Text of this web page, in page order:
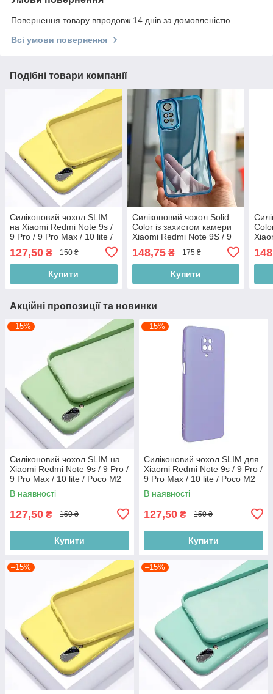
Повернення товару впродовж 14 днів за домовленістю
Всі умови повернення
Подібні товари компанії
Силіконовий чохол SLIM
на Xiaomi Redmi Note 9s /
9 Pro / 9 Pro Max / 10 lite /
127,50 ₴ 150 ₴
Купити
Силіконовий чохол Solid
Color із захистом камери
Xiaomi Redmi Note 9S / 9
148,75₴ 175 ₴
Купити
Акційні пропозиції та новинки
–15%
Силіконовий чохол SLIM на
Xiaomi Redmi Note 9s / 9 Pro /
9 Pro Max / 10 lite / Poco M2
Pro Mint
В наявності
127,50 ₴ 150 ₴
Купити
–15%
Силіконовий чохол SLIM для
Xiaomi Redmi Note 9s / 9 Pro /
9 Pro Max / 10 lite / Poco M2
Pro Lilac (закрита камера)
В наявності
127,50 ₴ 150 ₴
Купити
–15% –15%